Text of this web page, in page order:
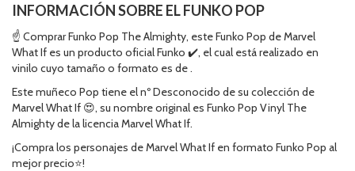
INFORMACIÓN SOBRE EL FUNKO POP
☝ Comprar Funko Pop The Almighty, este Funko Pop de Marvel
What If es un producto oficial Funko ✔️, el cual está realizado en
vinilo cuyo tamaño o formato es de .
Este muñeco Pop tiene el nº Desconocido de su colección de
Marvel What If 😍, su nombre original es Funko Pop Vinyl The
Almighty de la licencia Marvel What If.
¡Compra los personajes de Marvel What If en formato Funko Pop al
mejor precio⭐!